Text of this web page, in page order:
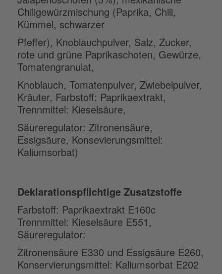
Chiligewürzmischung (Paprika, Chili,
Kümmel, schwarzer
Pfeffer), Knoblauchpulver, Salz, Zucker,
rote und grüne Paprikaschoten, Gewürze,
Tomatengranulat,
Knoblauch, Tomatenpulver, Zwiebelpulver,
Kräuter, Farbstoff: Paprikaextrakt,
Trennmittel: Kieselsäure,
Säureregulator: Zitronensäure,
Essigsäure, Konsevierungsmittel:
Kaliumsorbat)
Deklarationspflichtige Zusatzstoffe
Farbstoff: Paprikaextrakt E160c
Trennmittel: Kieselsäure E551,
Säureregulator:
Zitronensäure E330 und Essigsäure E260,
Konservierungsmittel: Kaliumsorbat E202